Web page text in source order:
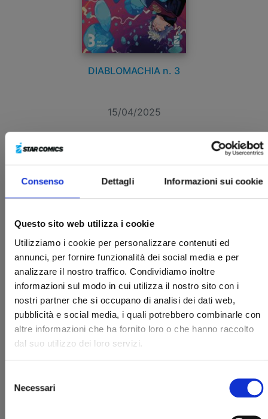
Consenso Dettagli Informazioni sui cookie
Questo sito web utilizza i cookie
Utilizziamo i cookie per personalizzare contenuti ed
annunci, per fornire funzionalità dei social media e per
analizzare il nostro traffico. Condividiamo inoltre
informazioni sul modo in cui utilizza il nostro sito con i
nostri partner che si occupano di analisi dei dati web,
pubblicità e social media, i quali potrebbero combinarle con
altre informazioni che ha fornito loro o che hanno raccolto
dal suo utilizzo dei loro servizi.
delNecessari
DIABLOMACHIA n. 3
15/04/2025
DIABLOMACHIA n. 2